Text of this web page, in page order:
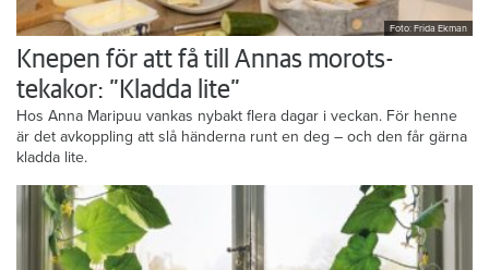
Foto: Frida Ekman
Knepen för att få till Annas morots-
tekakor: ”Kladda lite”
Hos Anna Maripuu vankas nybakt flera dagar i veckan. För henne
är det avkoppling att slå händerna runt en deg – och den får gärna
kladda lite.